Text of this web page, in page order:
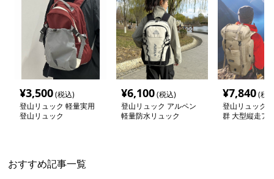
¥3,500(税込)
登山リュック 軽量実用
登山リュック
¥6,100(税込)
登山リュック アルペン
軽量防水リュック
¥7,840(税
登山リュック
群 大型縦走ア
おすすめ記事一覧